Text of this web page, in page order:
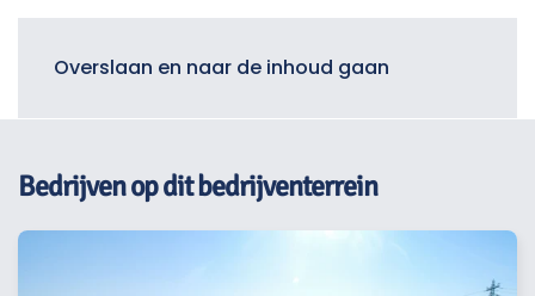
Overslaan en naar de inhoud gaan
Bedrijven op dit bedrijventerrein